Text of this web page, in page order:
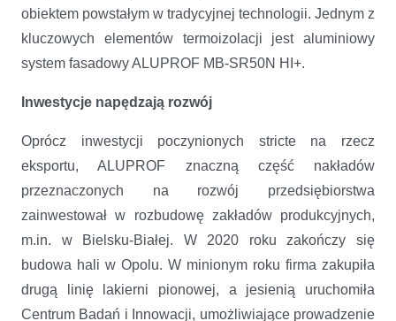
obiektem powstałym w tradycyjnej technologii. Jednym z
kluczowych elementów termoizolacji jest aluminiowy
system fasadowy ALUPROF MB-SR50N HI+.
Inwestycje napędzają rozwój
Oprócz inwestycji poczynionych stricte na rzecz
eksportu, ALUPROF znaczną część nakładów
przeznaczonych na rozwój przedsiębiorstwa
zainwestował w rozbudowę zakładów produkcyjnych,
m.in. w Bielsku-Białej. W 2020 roku zakończy się
budowa hali w Opolu. W minionym roku firma zakupiła
drugą linię lakierni pionowej, a jesienią uruchomiła
Centrum Badań i Innowacji, umożliwiające prowadzenie